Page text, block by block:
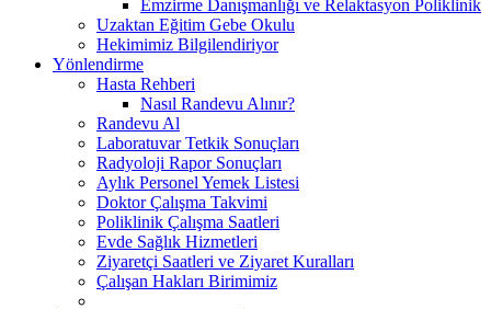
Emzirme Danışmanlığı ve Relaktasyon Poliklinik
Uzaktan Eğitim Gebe Okulu
Hekimimiz Bilgilendiriyor
Yönlendirme
Hasta Rehberi
Nasıl Randevu Alınır?
Randevu Al
Laboratuvar Tetkik Sonuçları
Radyoloji Rapor Sonuçları
Aylık Personel Yemek Listesi
Doktor Çalışma Takvimi
Poliklinik Çalışma Saatleri
Evde Sağlık Hizmetleri
Ziyaretçi Saatleri ve Ziyaret Kuralları
Çalışan Hakları Birimimiz